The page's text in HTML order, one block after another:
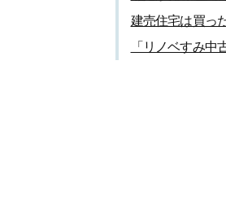
建売住宅は買っ
「リノベすみ